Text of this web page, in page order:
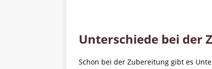
Unterschiede bei der
Schon bei der Zubereitung gibt es